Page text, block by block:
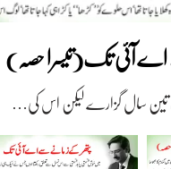
آئی تک(تیسرا حصہ)
سال گزارے لیکن اس کی…